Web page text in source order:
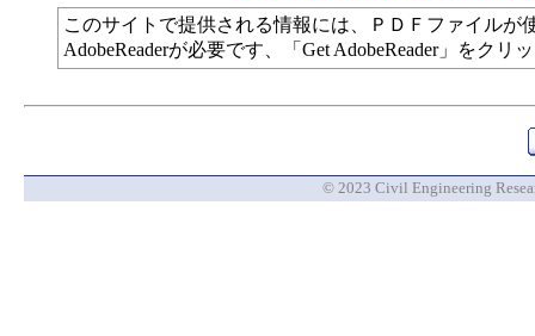
このサイトで提供される情報には、ＰＤＦファイル
AdobeReaderが必要です、「Get AdobeReader」をク
© 2023 Civil Engineering